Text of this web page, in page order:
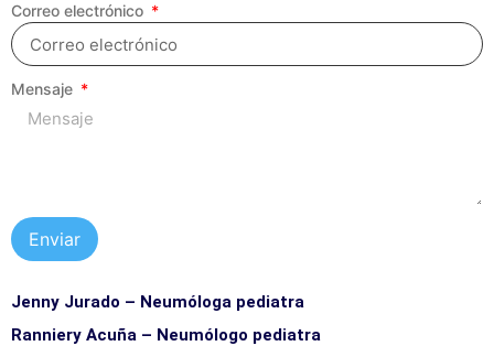
Correo electrónico
Mensaje
Enviar
Jenny Jurado – Neumóloga pediatra
Ranniery Acuña – Neumólogo pediatra